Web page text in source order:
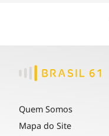
Quem Somos
Mapa do Site